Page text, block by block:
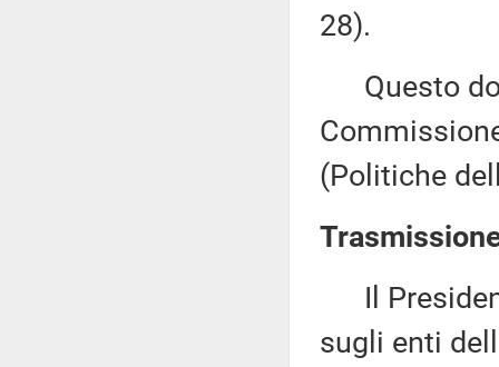
28).
Questo
(Politiche
Il
sugli enti